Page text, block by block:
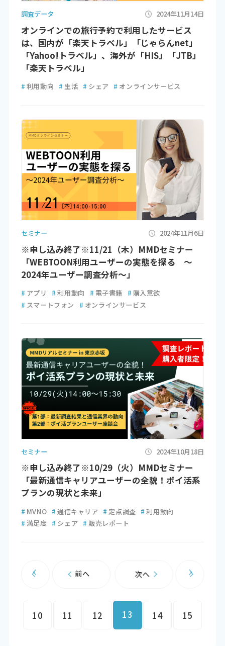
調査データ 2024年11月14日
オンラインでの旅行予約で利用したサービス
は、国内が「楽天トラベル」「じゃらんnet」
「Yahoo!トラベル」、海外が「HIS」「JTB」
「楽天トラベル」
# 利用動向 # 生活 # シェア # オンラインサービス
セミナー 2024年11月6日
※申し込み終了※11/21（木）MMDセミナー
「WEBTOON利用ユーザーの実態を探る ～
2024年ユーザー調査分析～」
# アプリ # 利用動向 # 電子書籍 # 購入意欲
# スマートフォン # オンラインサービス
セミナー 2024年10月18日
※申し込み終了※10/29（火）MMDセミナー
「最新通信キャリアユーザーの全貌！ポイ活系
プランの現状と未来」
# MVNO # 通信キャリア # 定点調査 # 利用動向
# 満足度 # シェア # 販売レポート
前へ
10 11 12 13 14 15
次へ